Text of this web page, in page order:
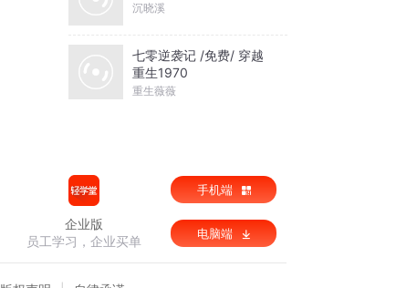
沉晓溪
七零逆袭记 /免费/ 穿越
重生1970
重生薇薇
企业版
员工学习，企业买单
手机端
电脑端